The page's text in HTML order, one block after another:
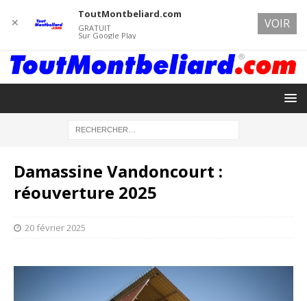
Damassine Vandoncourt :
réouverture 2025
20 février 2025
✕
ToutMontbeliard.com
GRATUIT
Sur Google Play
VOIR